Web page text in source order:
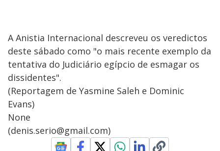
A Anistia Internacional descreveu os veredictos
deste sábado como "o mais recente exemplo da
tentativa do Judiciário egípcio de esmagar os
dissidentes".
(Reportagem de Yasmine Saleh e Dominic
Evans)
None
(denis.serio@gmail.com)